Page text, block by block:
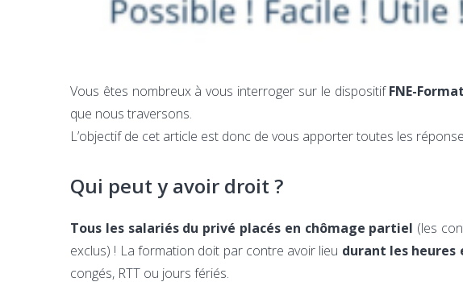
Vous êtes nombreux à vous interroger sur le dispositifFNE-
que nous traversons.
L’objectif de cet article est donc de vous apporter toutes les
Qui peut y avoir droit ?
Tous les salariés du privé placés en chômage partiel (les
exclus) ! La formation doit par contre avoir lieu durant les
congés, RTT ou jours fériés.